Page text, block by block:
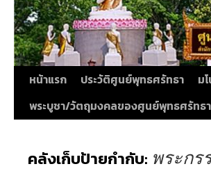
หน้าแรก ประวัติศูนย์พุทธศรัทธา ม
พระบูชา/วัตถุมงคลของศูนย์พุทธศรัทธา
คลังเก็บป้ายกำกับ: พระกร